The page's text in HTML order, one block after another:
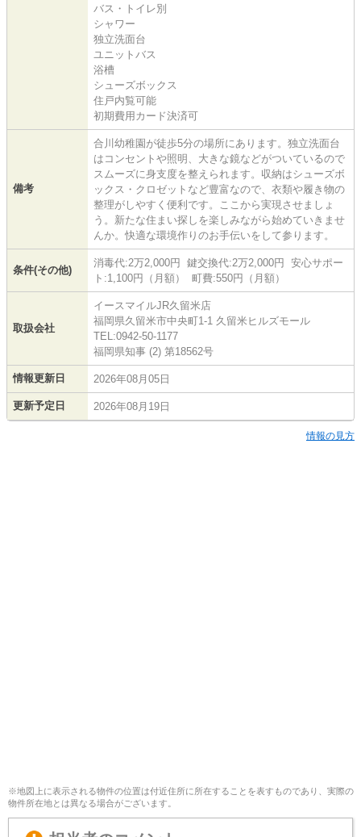
バス・トイレ別
シャワー
独立洗面台
ユニットバス
浴槽
シューズボックス
住戸内覧可能
初期費用カード決済可
備考
合川幼稚園が徒歩5分の場所にあります。独立洗面台
はコンセントや照明、大きな鏡などがついているので
スムーズに身支度を整えられます。収納はシューズボ
ックス・クロゼットなど豊富なので、衣類や履き物の
整理がしやすく便利です。ここから実現させましょ
う。新たな住まい探しを楽しみながら始めていきませ
んか。快適な環境作りのお手伝いをして参ります。
条件(その他)
消毒代:2万2,000円 鍵交換代:2万2,000円 安心サポー
ト:1,100円（月額） 町費:550円（月額）
取扱会社
イースマイルJR久留米店
福岡県久留米市中央町1-1 久留米ヒルズモール
TEL:0942-50-1177
福岡県知事 (2) 第18562号
情報更新日 2026年08月05日
更新予定日 2026年08月19日
情報の見方
※地図上に表示される物件の位置は付近住所に所在することを表すものであり、実際の
物件所在地とは異なる場合がございます。